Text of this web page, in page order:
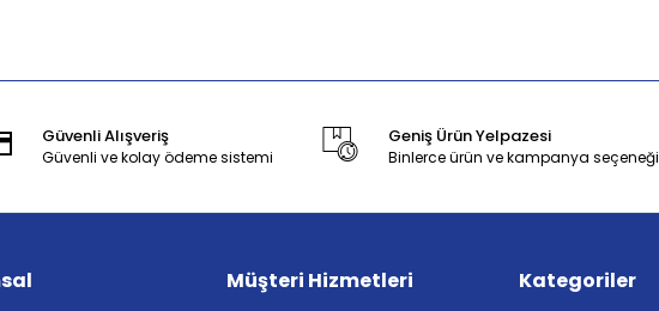
Güvenli Alışveriş
Güvenli ve kolay ödeme sistemi
Geniş Ürün Yelpazesi
Binlerce ürün ve kampanya seçeneği
Müşteri Hizmetleri Kategoriler